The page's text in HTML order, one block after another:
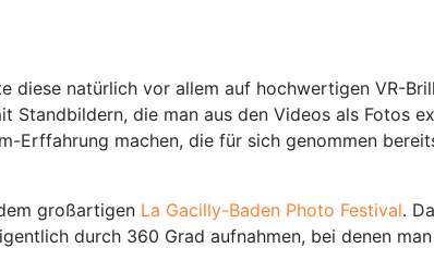
diese natürlich vor allem auf hochwertigen VR-
die man aus den Videos als Fotos
Erffahrung machen, die für sich genommen
großartigen La Gacilly-Baden Photo Festival.
durch 360 Grad aufnahmen, bei denen